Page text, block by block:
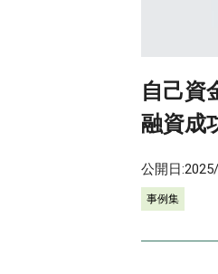
自己資
融資成
公開日:
事例集